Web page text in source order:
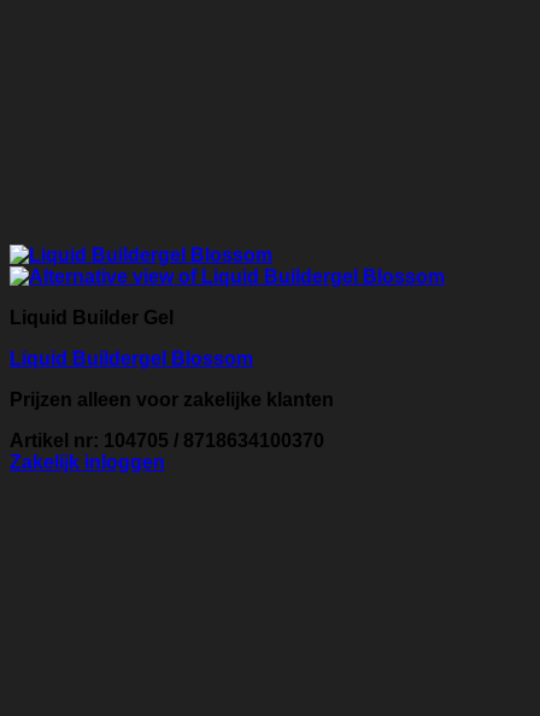
Liquid Builder Gel
Liquid Buildergel Blossom
Prijzen alleen voor zakelijke klanten
Artikel nr: 104705 / 8718634100370
Zakelijk inloggen